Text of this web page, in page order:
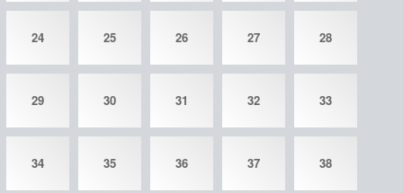
24 25 26 27 28
29 30 31 32 33
34 35 36 37 38